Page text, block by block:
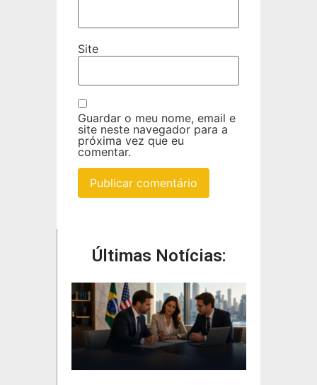
Site
Guardar o meu nome, email e
site neste navegador para a
próxima vez que eu
comentar.
Últimas Notícias: